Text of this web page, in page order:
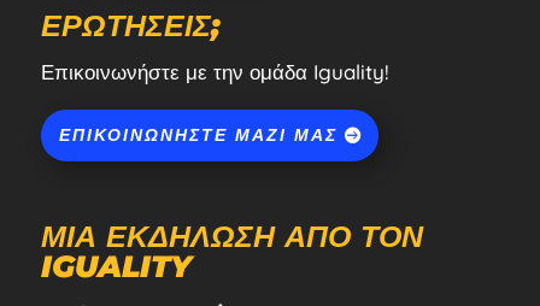
ΕΡΩΤΉΣΕΙΣ;
Επικοινωνήστε με την ομάδα Iguality!
ΕΠΙΚΟΙΝΩΝΉΣΤΕ ΜΑΖΊ ΜΑΣ
ΜΙΑ ΕΚΔΉΛΩΣΗ ΑΠΌ ΤΟΝ
IGUALITY